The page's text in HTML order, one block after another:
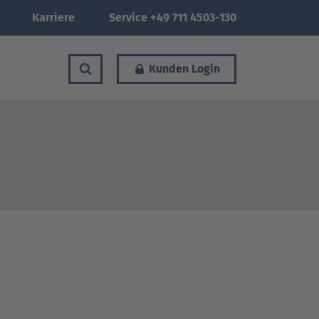
Karriere Service +49 711 4503-130
Kunden Login